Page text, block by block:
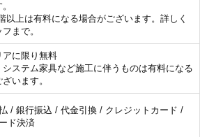
以上は有料になる場合がございます。詳しく
まで。
アに限り無料
ステム家具など施工に伴うものは有料になる
います。
/ 銀行振込 / 代金引換 / クレジットカード /
ド決済